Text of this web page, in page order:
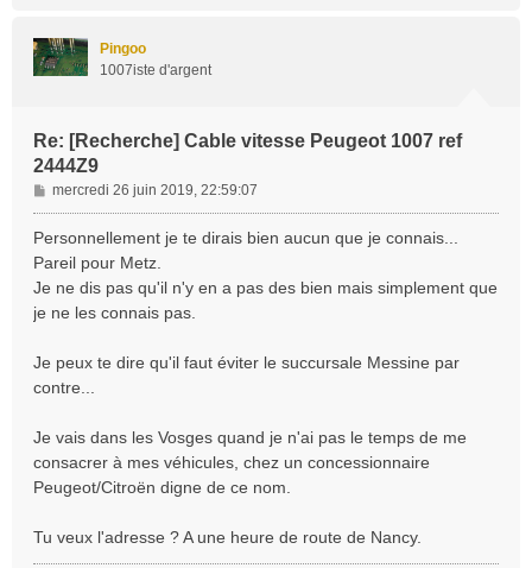
Pingoo
1007iste d'argent
Re: [Recherche] Cable vitesse Peugeot 1007 ref
2444Z9
M
e
s
a
g
e
mercredi 26 juin 2019, 22:59:07
Personnellement je te dirais bien aucun que je connais...
Pareil pour Metz.
Je ne dis pas qu'il n'y en a pas des bien mais simplement que
je ne les connais pas.
Je peux te dire qu'il faut éviter le succursale Messine par
contre...
Je vais dans les Vosges quand je n'ai pas le temps de me
consacrer à mes véhicules, chez un concessionnaire
Peugeot/Citroën digne de ce nom.
Tu veux l'adresse ? A une heure de route de Nancy.